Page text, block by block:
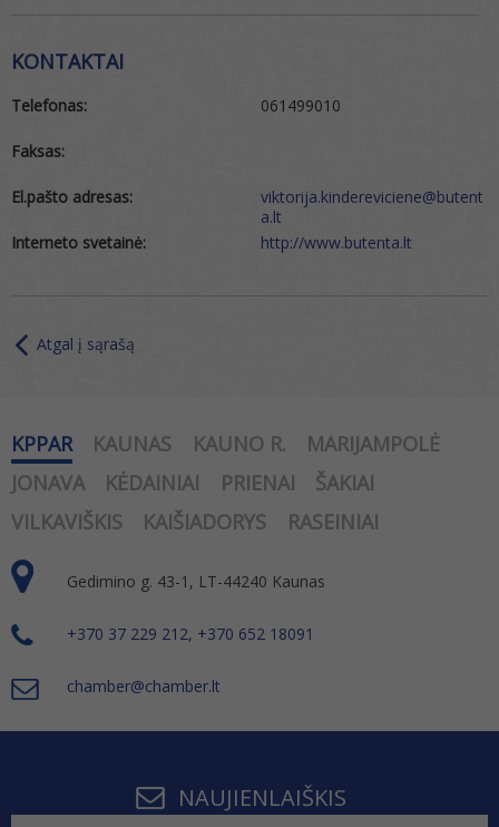
KONTAKTAI
Telefonas:
Faksas:
El.pašto adresas:
Interneto svetainė:
061499010
viktorija.kindereviciene@butent
a.lt
http://www.butenta.lt
Atgal į sąrašą
KPPAR KAUNAS KAUNO R.
MARIJAMPOLĖ
JONAVA
KĖDAINIAI PRIENAI
ŠAKIAI
VILKAVIŠKIS
KAIŠIADORYS RASEINIAI
Gedimino g. 43-1, LT-44240 Kaunas
+370 37 229 212, +370 652 18091
chamber@chamber.lt
NAUJIENLAIŠKIS